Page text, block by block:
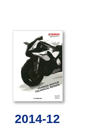
2014-12